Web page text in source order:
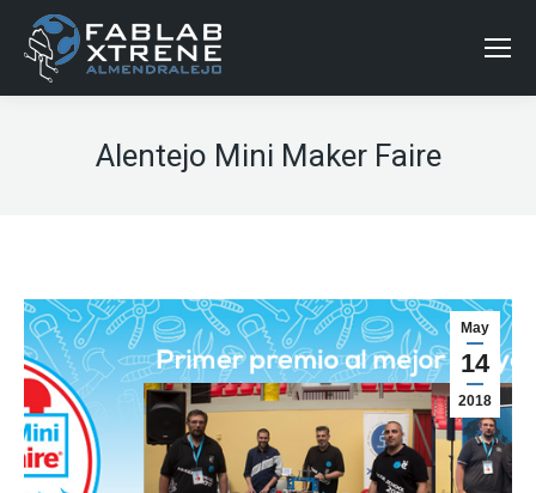
Alentejo Mini Maker Faire
May
14
2018